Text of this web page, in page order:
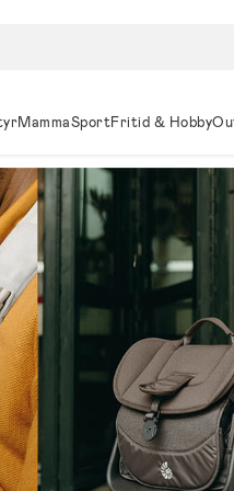
MammaSportFritid & Hobby